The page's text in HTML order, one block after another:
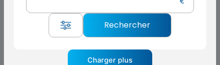
Charger plus